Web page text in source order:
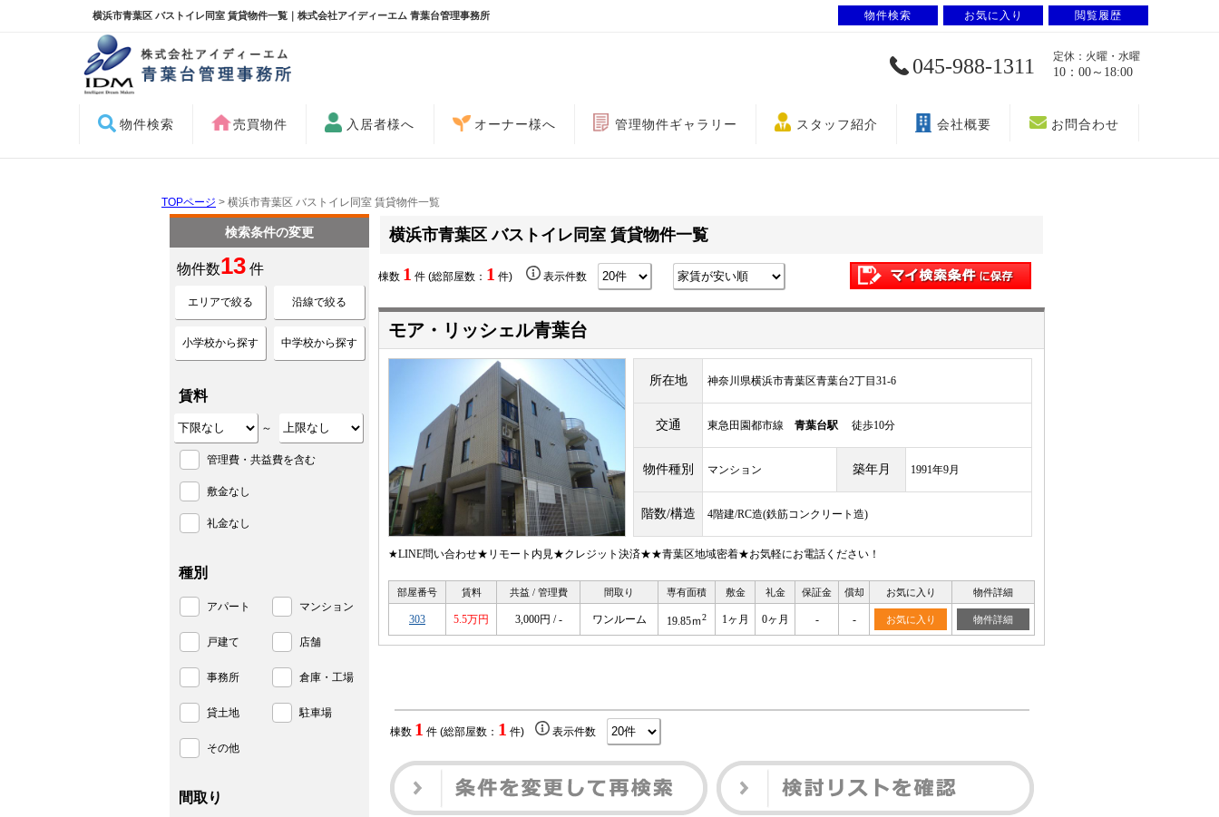
横浜市青葉区 バストイレ同室 賃貸物件一覧｜株式会社アイディーエム 青葉台管理事務所
045-988-1311 定休：火曜・水曜
10：00～18:00
物件検索 売買物件 入居者様へ オーナー様へ 管理物件ギャラリー スタッフ紹介 会社概要 お問合わせ
TOPページ > 横浜市青葉区 バストイレ同室 賃貸物件一覧
横浜市青葉区 バストイレ同室 賃貸物件一覧
棟数 1 件 (総部屋数： 1 件) 表示件数
モア・リッシェル青葉台
所在地 神奈川県横浜市青葉区青葉台2丁目31-6
交通 東急田園都市線 青葉台駅 徒歩10分
物件種別 マンション 築年月 1991年9月
階数/構造 4階建/RC造(鉄筋コンクリート造)
★LINE問い合わせ★リモート内見★クレジット決済★★青葉区地域密着★お気軽にお電話ください！
部屋番号 賃料 共益 / 管理費 間取り 専有面積 敷金 礼金 保証金 償却 お気に入り 物件詳細
303 5.5万円 3,000円 / - ワンルーム 19.85ｍ2 1ヶ月 0ヶ月 - - お気に入り 物件詳細
棟数 1 件 (総部屋数： 1 件) 表示件数
検索条件の変更
物件数13 件
エリアで絞る 沿線で絞る
小学校から探す 中学校から探す
賃料
～
管理費・共益費を含む
敷金なし
礼金なし
種別
アパート マンション
戸建て 店舗
事務所 倉庫・工場
貸土地 駐車場
その他
間取り
物件検索 お気に入り 閲覧履歴